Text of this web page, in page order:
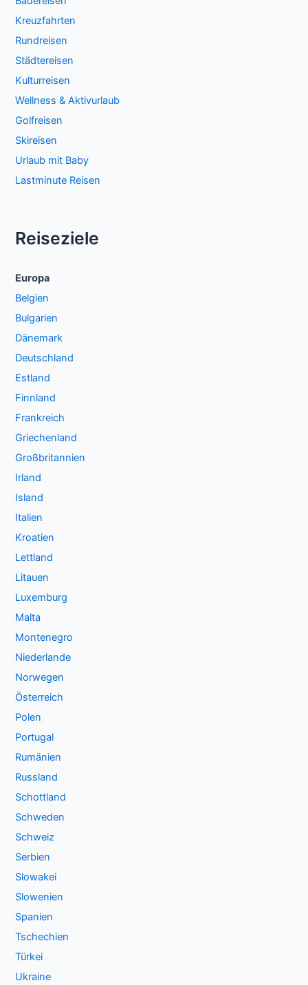
Kreuzfahrten
Rundreisen
Städtereisen
Kulturreisen
Wellness & Aktivurlaub
Golfreisen
Skireisen
Urlaub mit Baby
Lastminute Reisen
Reiseziele
Europa
Belgien
Bulgarien
Dänemark
Deutschland
Estland
Finnland
Frankreich
Griechenland
Großbritannien
Irland
Island
Italien
Kroatien
Lettland
Litauen
Luxemburg
Malta
Montenegro
Niederlande
Norwegen
Österreich
Polen
Portugal
Rumänien
Russland
Schottland
Schweden
Schweiz
Serbien
Slowakei
Slowenien
Spanien
Tschechien
Türkei
Ukraine